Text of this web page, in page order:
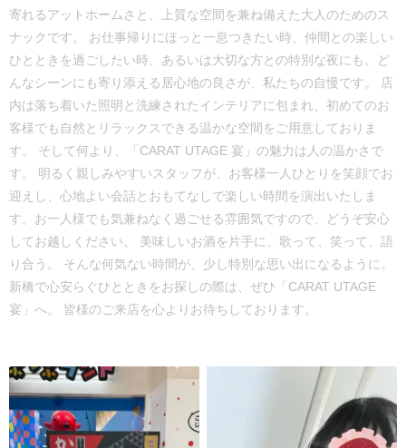
寄れるアットホームさと、上質な空間を兼ね備えた大人のためのス
ナックです。 お仕事帰りにほっと一息つきたい時、仲間との楽しい
ひとときを過ごしたい時、あるいは大切な方との特別な夜にも。ど
んなシーンにも寄り添える居心地の良さが、私たちの自慢です。 店
内は落ち着いた照明と洗練されたインテリアに包まれ、初めてのお
客様でも自然とリラックスできる温かな空間をご用意しておりま
す。 そして何より、「CARAT UTAGE 宴」の魅力は人の温かさで
す。 明るく親しみやすいスタッフが、お客様一人ひとりを笑顔でお
迎えし、心地よい会話とおもてなしで楽しい時間を演出いたしま
す。お一人様でも気兼ねなく過ごせる雰囲気ですので、どうぞ安心
してお越しください。 美味しいお酒を片手に、歌って、笑って、語
り合う。 そんな何気ない時間が、少し特別な思い出になるように。
新橋で心安らぐひとときをお探しの際は、ぜひ「CARAT UTAGE
宴」へ。 皆様のご来店を心よりお待ちしております。